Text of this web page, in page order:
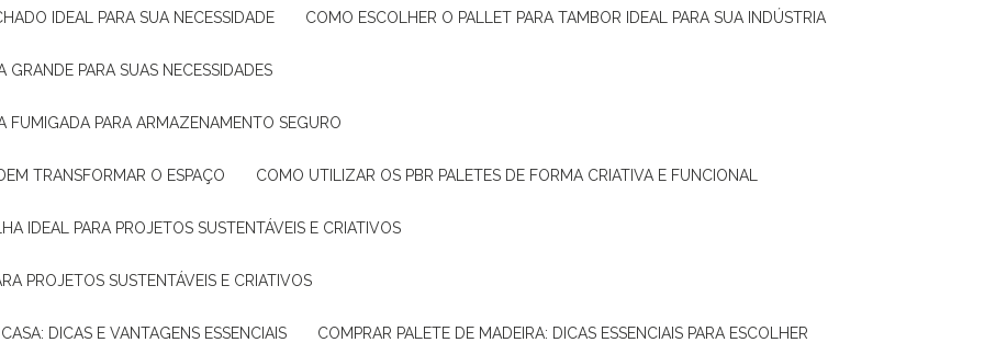
IDEAL PARA SUA NECESSIDADE COMO ESCOLHER O PALLET PARA TAMBOR IDEAL PARA SUA INDÚSTRIA
GRANDE PARA SUAS NECESSIDADES
FUMIGADA PARA ARMAZENAMENTO SEGURO
TRANSFORMAR O ESPAÇO COMO UTILIZAR OS PBR PALETES DE FORMA CRIATIVA E FUNCIONAL
IDEAL PARA PROJETOS SUSTENTÁVEIS E CRIATIVOS
PROJETOS SUSTENTÁVEIS E CRIATIVOS
DICAS E VANTAGENS ESSENCIAIS COMPRAR PALETE DE MADEIRA: DICAS ESSENCIAIS PARA ESCOLHER